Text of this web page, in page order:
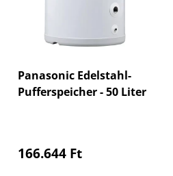
Panasonic Edelstahl-
Pufferspeicher - 50 Liter
Normaler Preis
166.644 Ft